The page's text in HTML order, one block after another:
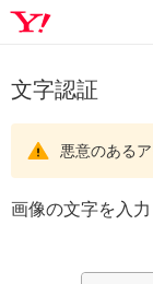
文字認証
悪意のある
画像の文字を入